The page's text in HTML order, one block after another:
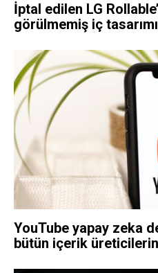
İptal edilen LG
görülmemiş iç
YouTube yapay zeka
bütün içerik